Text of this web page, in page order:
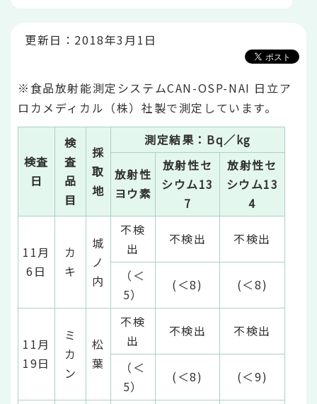
更新日：2018年3月1日
※食品放射能測定システムCAN-OSP-NAI 日立ア
ロカメディカル（株）社製で測定しています。
検査
日
検
査
品
目
採
取
地
測定結果：Bq／kg
放射性
ヨウ素
放射性セ
シウム13
7
放射性セ
シウム13
4
11月
6日
カ
キ
城
ノ
内
不検
出
不検出 不検出
（＜
5）
(＜8) (＜8)
11月
19日
ミ
カ
ン
松
葉
不検
出
不検出 不検出
（＜
5）
(＜8) (＜9)